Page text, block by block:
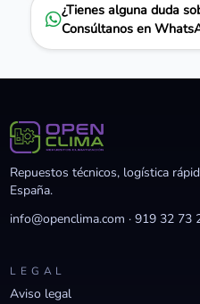
¿Tienes alguna duda
Consúltanos en
Repuestos técnicos, logística
España.
info@openclima.com ·919 32 73
LEGAL
Aviso legal